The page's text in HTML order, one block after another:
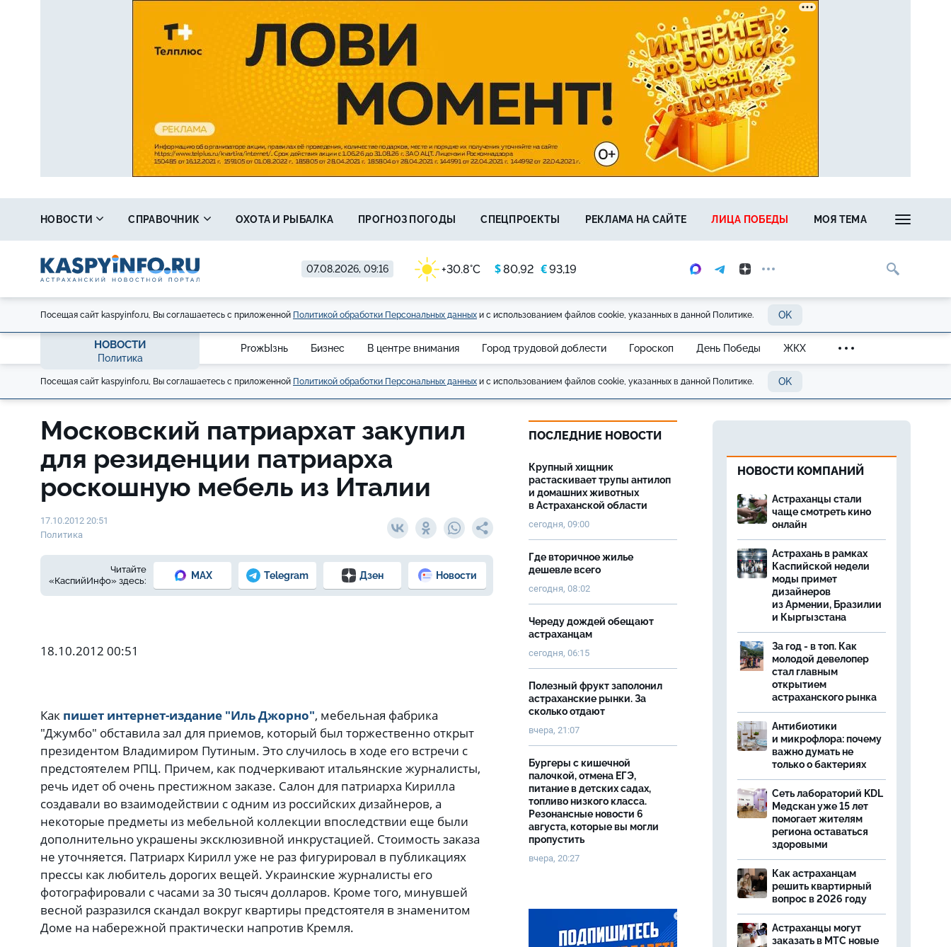
07.08.2026, 09:16 +30.8°C $80,92 €93,19
НОВОСТИ СПРАВОЧНИК ОХОТА И РЫБАЛКА ПРОГНОЗ ПОГОДЫ СПЕЦПРОЕКТЫ РЕКЛАМА НА САЙТЕ ЛИЦА ПОБЕДЫ МОЯ ТЕМА
Посещая сайт kaspyinfo.ru, Вы соглашаетесь с приложенной Политикой обработки Персональных данных и с использованием файлов cookie, указанных в данной Политике. OK
НОВОСТИ
Политика
ProжЫзнь Бизнес В центре внимания Город трудовой доблести Гороскоп День Победы ЖКХ
Посещая сайт kaspyinfo.ru, Вы соглашаетесь с приложенной Политикой обработки Персональных данных и с использованием файлов cookie, указанных в данной Политике. OK
Московский патриархат закупил
для резиденции патриарха
роскошную мебель из Италии
17.10.2012 20:51
Политика
Читайте
«КаспийИнфо» здесь:
MAX Telegram Дзен Новости
18.10.2012 00:51
Как пишет интернет-издание "Иль Джорно", мебельная фабрика
"Джумбо" обставила зал для приемов, который был торжественно открыт
президентом Владимиром Путиным. Это случилось в ходе его встречи с
предстоятелем РПЦ. Причем, как подчеркивают итальянские журналисты,
речь идет об очень престижном заказе. Салон для патриарха Кирилла
создавали во взаимодействии с одним из российских дизайнеров, а
некоторые предметы из мебельной коллекции впоследствии еще были
дополнительно украшены эксклюзивной инкрустацией. Стоимость заказа
не уточняется. Патриарх Кирилл уже не раз фигурировал в публикациях
прессы как любитель дорогих вещей. Украинские журналисты его
фотографировали с часами за 30 тысяч долларов. Кроме того, минувшей
весной разразился скандал вокруг квартиры предстоятеля в знаменитом
Доме на набережной практически напротив Кремля.
ПОСЛЕДНИЕ НОВОСТИ
Крупный хищник
растаскивает трупы антилоп
и домашних животных
в Астраханской области
сегодня, 09:00
Где вторичное жилье
дешевле всего
сегодня, 08:02
Череду дождей обещают
астраханцам
сегодня, 06:15
Полезный фрукт заполонил
астраханские рынки. За
сколько отдают
вчера, 21:07
Бургеры с кишечной
палочкой, отмена ЕГЭ,
питание в детских садах,
топливо низкого класса.
Резонансные новости 6
августа, которые вы могли
пропустить
вчера, 20:27
НОВОСТИ КОМПАНИЙ
Астраханцы стали
чаще смотреть кино
онлайн
Астрахань в рамках
Каспийской недели
моды примет
дизайнеров
из Армении, Бразилии
и Кыргызстана
За год - в топ. Как
молодой девелопер
стал главным
открытием
астраханского рынка
Антибиотики
и микрофлора: почему
важно думать не
только о бактериях
Сеть лабораторий KDL
Медскан уже 15 лет
помогает жителям
региона оставаться
здоровыми
Как астраханцам
решить квартирный
вопрос в 2026 году
Астраханцы могут
заказать в МТС новые